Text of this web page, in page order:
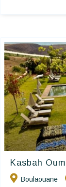
Kasbah
Boulaouane